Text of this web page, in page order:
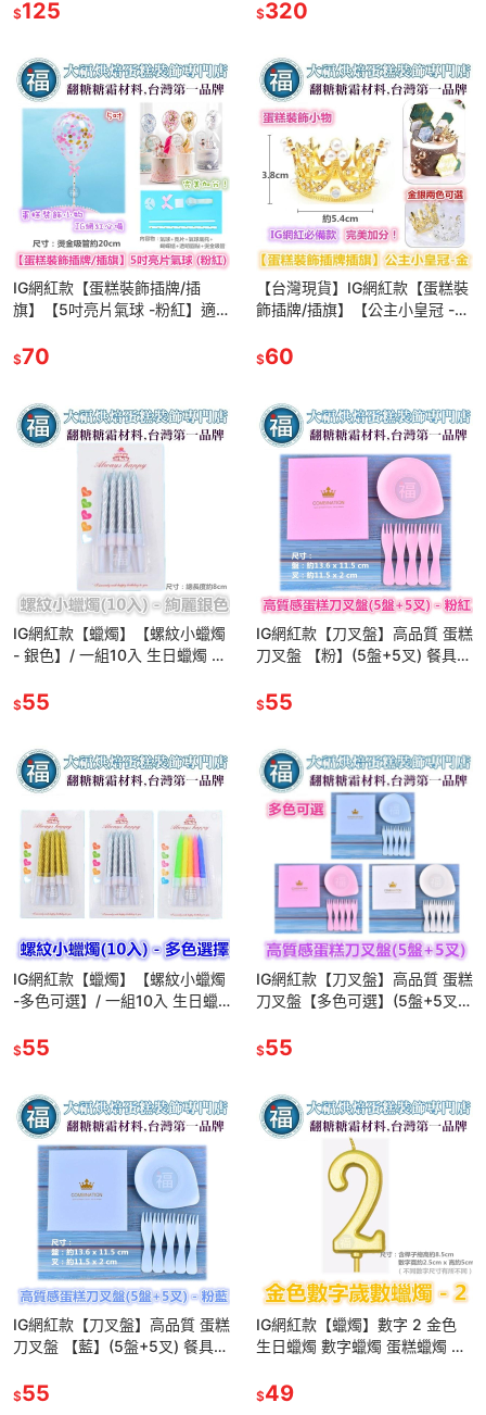
物杯子吸管裝飾拍照
$125 婚禮小物裝飾拍照下午茶
$320
IG網紅款【蛋糕裝飾插牌/插
旗】【5吋亮片氣球 -粉紅】適
裝飾拍照下午茶惠爾通蛋白粉
$70
【台灣現貨】IG網紅款【蛋糕裝
飾插牌/插旗】【公主小皇冠 -
婚禮小物杯子吸管裝飾拍照
$60
IG網紅款【蠟燭】【螺紋小蠟燭
- 銀色】/ 一組10入 生日蠟燭 蛋
鍍金 鍍銀 燙金
$55
IG網紅款【刀叉盤】高品質 蛋糕
刀叉盤 【粉】(5盤+5叉) 餐具
一次性 免洗餐具
$55
IG網紅款【蠟燭】【螺紋小蠟燭
-多色可選】/ 一組10入 生日蠟
蠟燭 鍍金 鍍銀
$55
IG網紅款【刀叉盤】高品質 蛋糕
刀叉盤【多色可選】(5盤+5叉)
慶生 一次性 免洗餐
$55
IG網紅款【刀叉盤】高品質 蛋糕
刀叉盤 【藍】(5盤+5叉) 餐具
一次性 免洗餐具
$55
IG網紅款【蠟燭】數字 2 金色
生日蠟燭 數字蠟燭 蛋糕蠟燭 歲
2蠟燭
$49